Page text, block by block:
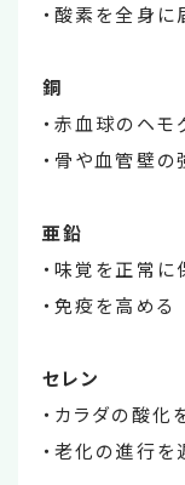
・酸素を全身に
銅
・赤血球のヘ
・骨や血管壁の
亜鉛
・味覚を正常に
・免疫を高める
セレン
・カラダの酸化
・老化の進行を